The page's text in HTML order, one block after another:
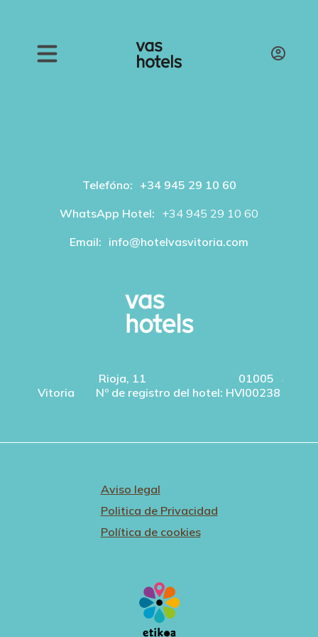
Telefóno: +34 945 29 10 60
WhatsApp Hotel: +34 945 29 10 60
Email: info@hotelvasvitoria.com
Rioja, 11
01005
Vitoria
Nº de registro del hotel: HVI00238
Aviso legal
Politica de Privacidad
Política de cookies